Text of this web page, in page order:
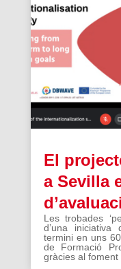
El
a Sevilla
Les trobades
d’una
termini en uns
de Formació
gràcies al